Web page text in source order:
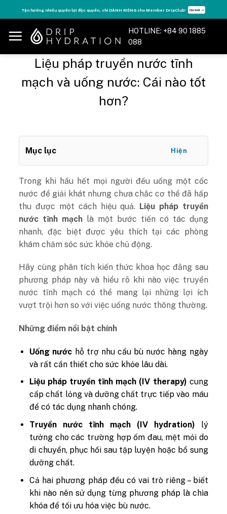
to
content
Member DripClub! Chi tiết ➝ Tăng năng lượng - sống đỉnh cao với thẻ Vitamin Drip
HOTLINE: +84 90 1885
088
Liệu pháp truyền nước tĩnh
mạch và uống nước: Cái nào tốt
hơn?
Mục lục Hiện
Trong khi hầu hết mọi người đều uống một cốc
nước để giải khát nhưng chưa chắc cơ thể đã hấp
thu được một cách hiệu quả. Liệu pháp truyền
nước tĩnh mạch là một bước tiến có tác dụng
nhanh, đặc biệt được yêu thích tại các phòng
khám chăm sóc sức khỏe chủ động.
Hãy cùng phân tích kiến thức khoa học đằng sau
phương pháp này và hiểu rõ khi nào việc truyền
nước tĩnh mạch có thể mang lại những lợi ích
vượt trội hơn so với việc uống nước thông thường.
Những điểm nổi bật chính
Uống nước hỗ trợ nhu cầu bù nước hàng ngày
và rất cần thiết cho sức khỏe lâu dài.
Liệu pháp truyền tĩnh mạch (IV therapy) cung
cấp chất lỏng và dưỡng chất trực tiếp vào máu
để có tác dụng nhanh chóng.
Truyền nước tĩnh mạch (IV hydration) lý
tưởng cho các trường hợp ốm đau, mệt mỏi do
di chuyển, phục hồi sau tập luyện hoặc bổ sung
dưỡng chất.
Cả hai phương pháp đều có vai trò riêng – biết
khi nào nên sử dụng từng phương pháp là chìa
khóa để tối ưu hóa việc bù nước.